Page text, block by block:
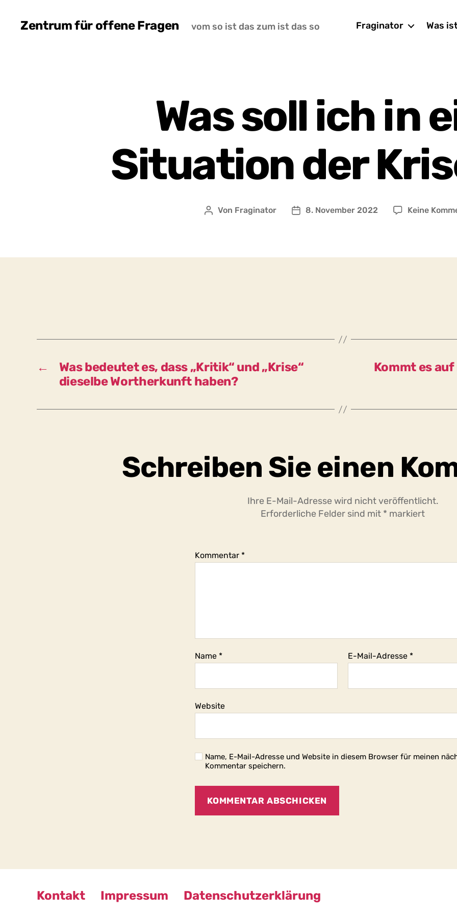
Zentrum für offene Fragen vom so ist das zum ist das so Fraginator Was
Was soll ich in
Situation der
Beitragsautor
Von Fraginator Beitragsdatum
8. November 2022 Keine
←
Was bedeutet es, dass „Kritik“ und „Krise“
dieselbe Wortherkunft haben?
Kommt es
Schreiben Sie einen
Ihre E-Mail-Adresse wird nicht veröffentlicht.
Erforderliche Felder sind mit * markiert
Kommentar *
Name * E-Mail-Adresse *
Website
Name, E-Mail-Adresse und Website in diesem Browser für meinen
Kommentar speichern.
Kontakt Impressum Datenschutzerklärung